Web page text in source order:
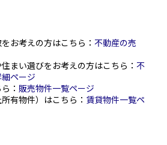
お考えの方はこちら： 不動産の売
まい選びをお考えの方はこちら： 不
ページ
： 販売物件一覧ページ
有物件）はこちら： 賃貸物件一覧ペ